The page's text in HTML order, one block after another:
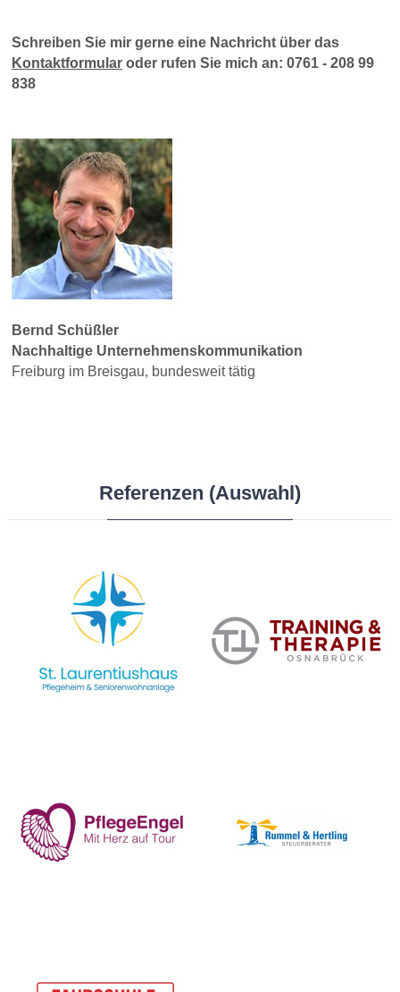
Schreiben Sie mir gerne eine Nachricht über das
Kontaktformular oder rufen Sie mich an: 0761 - 208 99
838
Bernd Schüßler
Nachhaltige Unternehmenskommunikation
Freiburg im Breisgau, bundesweit tätig
Referenzen (Auswahl)